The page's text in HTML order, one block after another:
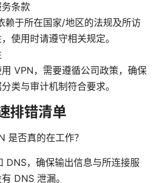
条款
赖于所在国家/地区的法规及所访
使用时请遵守相关规定。
VPN，需要遵循公司政策，确保
类与审计机制符合要求。
排错清单
是否真的在工作？
DNS，确保输出信息与所连接服
DNS 泄漏。